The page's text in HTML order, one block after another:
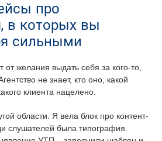
про
в которых вы
сильными
от желания выдать себя за кого-то,
не знает, кто оно, какой
клиента нацелено.
области. Я вела блок про контент-
слушателей была типография.